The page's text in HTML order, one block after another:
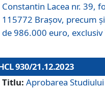
Constantin Lacea nr. 39,
115772 Brașov, precum
de 986.000 euro, exclusiv
930/21.12.2023
Titlu: Aprobarea